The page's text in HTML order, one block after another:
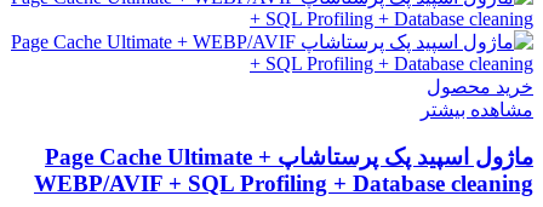
خرید محصول
مشاهده بیشتر
ماژول اسپید پک پرستاشاپ Page Cache Ultimate +
WEBP/AVIF + SQL Profiling + Database cleaning